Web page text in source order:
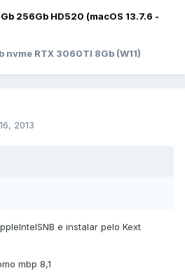
256Gb HD520 (macOS 13.7.6 -
RTX 3060TI 8Gb (W11)
2013
e instalar pelo Kext
mbp 8,1